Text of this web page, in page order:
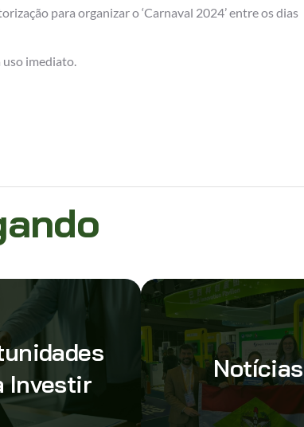
para organizar o ‘Carnaval 2024’ entre os dias
uso imediato.
Investir
Notícias